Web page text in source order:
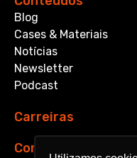
Blog
Cases & Materiais
Notícias
Newsletter
Podcast
Carreiras
Contato